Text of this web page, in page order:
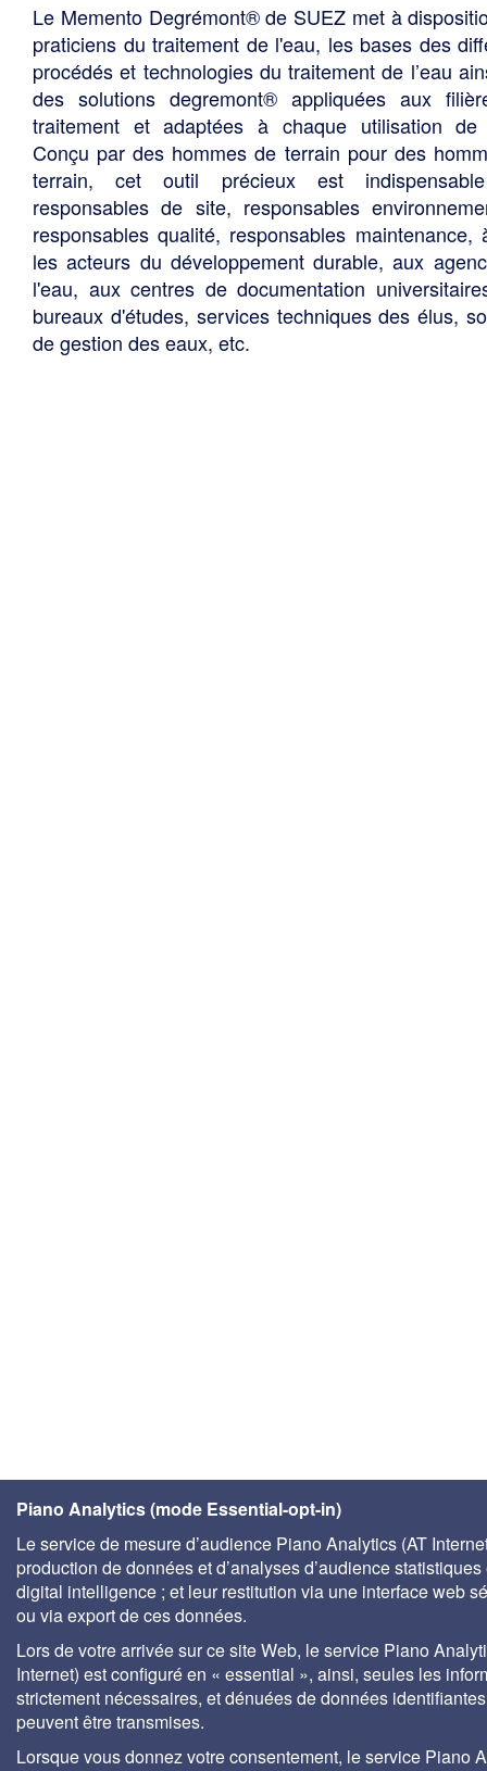
Le Memento Degrémont® de SUEZ met à
praticiens du traitement de l'eau, les bases des
procédés et technologies du traitement de l’eau
des solutions degremont® appliquées aux
traitement et adaptées à chaque utilisation de
Conçu par des hommes de terrain pour des
terrain, cet outil précieux est
responsables de site, responsables
responsables qualité, responsables maintenance,
les acteurs du développement durable, aux
l'eau, aux centres de documentation
bureaux d'études, services techniques des élus,
de gestion des eaux, etc.
Piano Analytics (mode Essential-opt-in)
Le service de mesure d’audience Piano Analytics (AT
production de données et d’analyses d’audience statistiques
digital intelligence ; et leur restitution via une interface web
ou via export de ces données.
Lors de votre arrivée sur ce site Web, le service Piano
Internet) est configuré en « essential », ainsi, seules les
strictement nécessaires, et dénuées de données
peuvent être transmises.
Lorsque vous donnez votre consentement, le service Piano